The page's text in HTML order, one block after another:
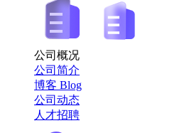
公司概况
公司简介
博客 Blog
公司动态
人才招聘